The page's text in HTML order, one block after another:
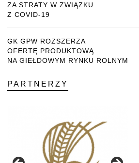
ZA STRATY W ZWIĄZKU
Z COVID-19
GK GPW ROZSZERZA
OFERTĘ PRODUKTOWĄ
NA GIEŁDOWYM RYNKU ROLNYM
PARTNERZY